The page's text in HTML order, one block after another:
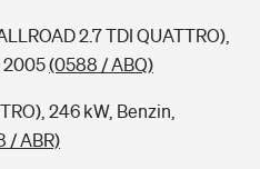
2.7 TDI QUATTRO),
2005(0588 / ABQ)
246 kW, Benzin,
/ ABR)